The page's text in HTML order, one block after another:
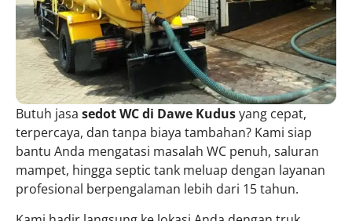
Butuh jasa sedot WC di Dawe Kudusyang cepat,
terpercaya, dan tanpa biaya tambahan? Kami siap
bantu Anda mengatasi masalah WC penuh, saluran
mampet, hingga septic tank meluap dengan layanan
profesional berpengalaman lebih dari 15 tahun.